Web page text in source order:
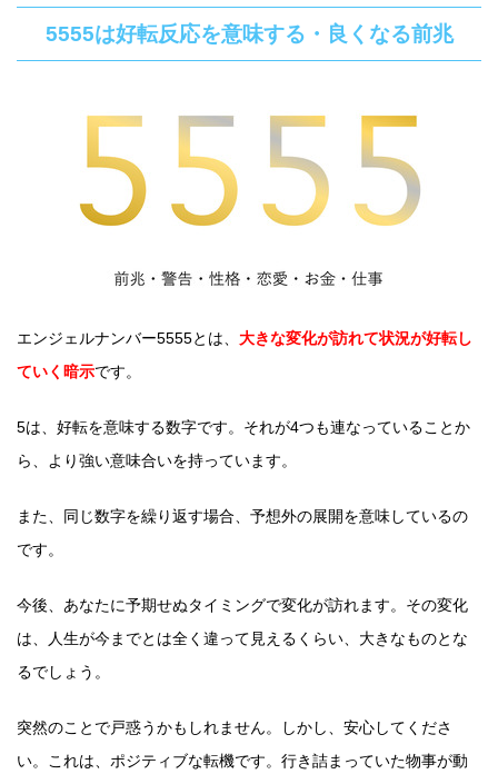
5555は好転反応を意味する・良くなる前兆
エンジェルナンバー5555とは、 大きな変化が訪れて状況が好転し
ていく暗示です。
5は、好転を意味する数字です。それが4つも連なっていることか
ら、より強い意味合いを持っています。
また、同じ数字を繰り返す場合、予想外の展開を意味しているの
です。
今後、あなたに予期せぬタイミングで変化が訪れます。その変化
は、人生が今までとは全く違って見えるくらい、大きなものとな
るでしょう。
突然のことで戸惑うかもしれません。しかし、安心してくださ
い。これは、ポジティブな転機です。行き詰まっていた物事が動